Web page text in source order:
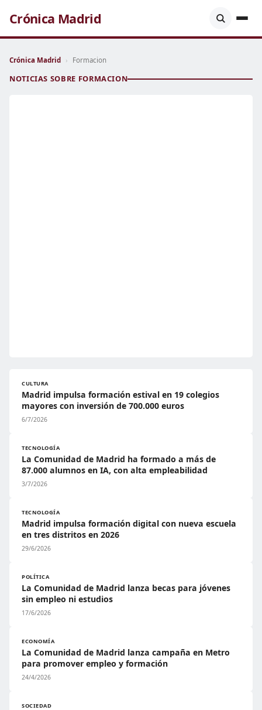
Crónica Madrid
Crónica Madrid › Formacion
NOTICIAS SOBRE FORMACION
CULTURA
Madrid impulsa formación estival en 19 colegios
mayores con inversión de 700.000 euros
6/7/2026
TECNOLOGÍA
La Comunidad de Madrid ha formado a más de
87.000 alumnos en IA, con alta empleabilidad
3/7/2026
TECNOLOGÍA
Madrid impulsa formación digital con nueva escuela
en tres distritos en 2026
29/6/2026
POLÍTICA
La Comunidad de Madrid lanza becas para jóvenes
sin empleo ni estudios
17/6/2026
ECONOMÍA
La Comunidad de Madrid lanza campaña en Metro
para promover empleo y formación
24/4/2026
SOCIEDAD